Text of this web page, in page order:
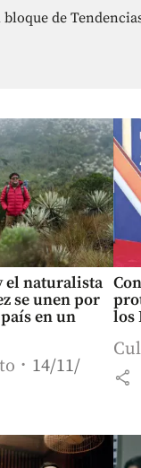
de
el naturalista
se unen por
en un
14/11/
los
share